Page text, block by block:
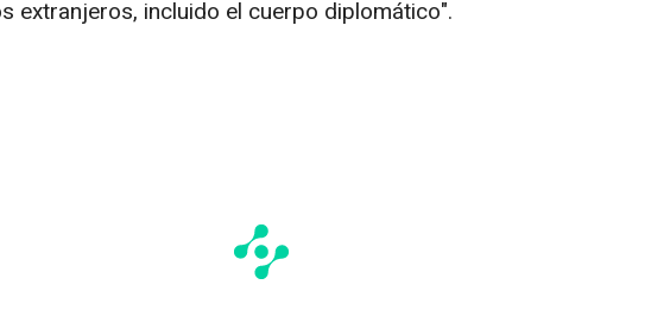
extranjeros, incluido el cuerpo diplomático".